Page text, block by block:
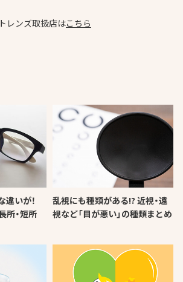
レンズ取扱店はこちら
いが！
所・短所
乱視にも種類がある!? 近視・遠
視など「目が悪い」の種類まとめ